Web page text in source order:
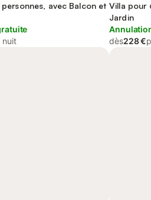
avec Balcon et
nuit
Montreuil
Villa pour
Jardin
dès228 €